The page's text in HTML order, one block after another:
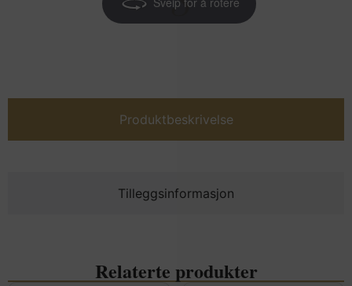
Produktbeskrivelse
Tilleggsinformasjon
Relaterte produkter